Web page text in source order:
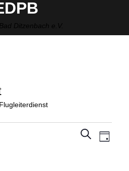
Ditzenbach e.V.
Flugleiterdienst
Suche
SUCHE
TAG